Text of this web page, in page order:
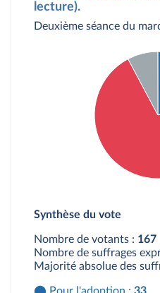
lecture).
Deuxième séance du
Contre :
Synthèse du vote
Nombre de votants : 167
Nombre de suffrages
Majorité absolue des